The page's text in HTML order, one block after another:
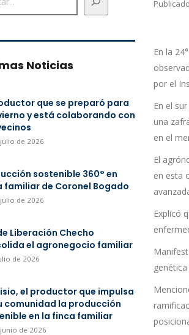
En la
por el
En el
una
en el
El
en esta
Explicó
Noticias
que se preparó para
y está colaborando con
de 2026
sostenible 360° en
familiar de Coronel Bogado
de 2026
Liberación Checho
el agronegocio familiar
de 2026
el productor que impulsa
comunidad la producción
en la finca familiar
de 2026